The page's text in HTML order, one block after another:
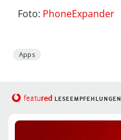
Foto: PhoneExpander
Apps
featured LESEEMPFEHLUNGEN